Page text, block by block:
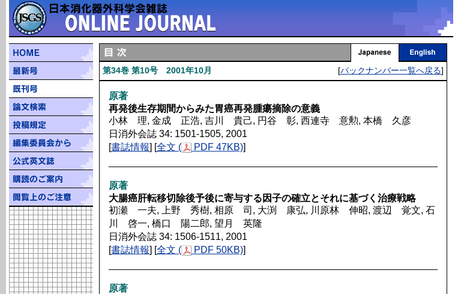
第34巻 第10号 2001年10月 [バックナンバー一覧へ戻る]
原著
再発後生存期間からみた胃癌再発腫瘍摘除の意義
小林 理, 金成 正浩, 吉川 貴己, 円谷 彰, 西連寺 意勲, 本橋 久彦
日消外会誌 34: 1501-1505, 2001
[書誌情報] [全文 ( PDF 47KB)]
原著
大腸癌肝転移切除後予後に寄与する因子の確立とそれに基づく治療戦略
初瀬 一夫, 上野 秀樹, 相原 司, 大渕 康弘, 川原林 伸昭, 渡辺 覚文, 石
川 啓一, 橋口 陽二郎, 望月 英隆
日消外会誌 34: 1506-1511, 2001
[書誌情報] [全文 ( PDF 50KB)]
原著